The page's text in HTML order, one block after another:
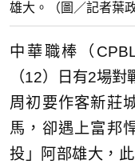
雄大。（圖／記者葉
中華職棒（
（12）日有2場
周初要作客新莊
馬，卻遇上富邦
投」阿部雄大，